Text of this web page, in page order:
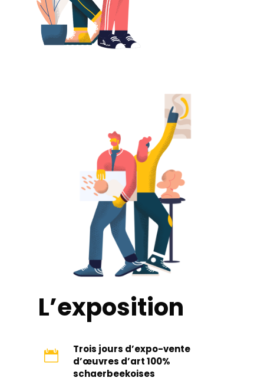
L’exposition

Trois jours d’expo-vente
d’œuvres d’art 100%
schaerbeekoises